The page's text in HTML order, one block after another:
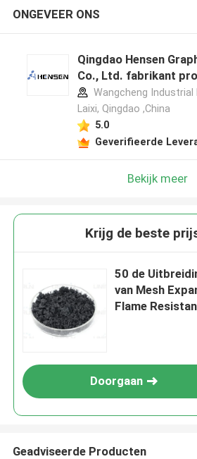
ONGEVEER ONS
Qingdao Hensen
Co., Ltd. fabrikant
Wangcheng Industrial
Laixi, Qingdao ,China
5.0
Geverifieerde
Bekijk meer
Krijg de beste
50 de
van Mesh
Flame
Doorgaan
Geadviseerde Producten